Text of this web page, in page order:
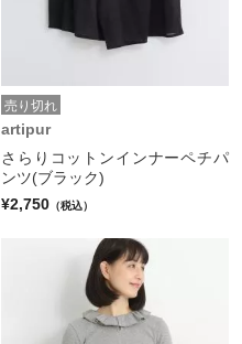
売り切れ
artipur
さらりコットンインナーペチパ
ンツ(ブラック)
¥2,750 （税込）